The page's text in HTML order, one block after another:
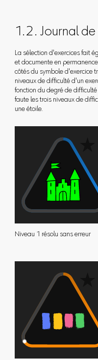
1.2. Journal
La sélection d'exercices fait
et documente en
côtés du symbole d'exercice
niveaux de difficulté d'un
fonction du degré de
faute les trois niveaux de
une étoile.
Niveau 1 résolu sans erreur